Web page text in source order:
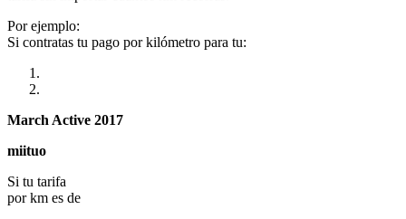
Por ejemplo:
Si contratas tu pago por kilómetro para tu:
March Active 2017
miituo
Si tu tarifa
por km es de